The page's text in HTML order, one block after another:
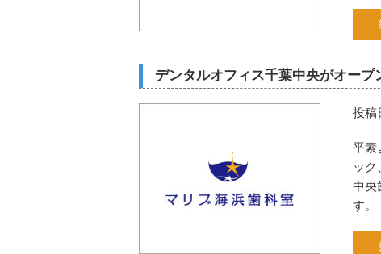
デンタルオフィス千葉中央がオープ
投稿
平素
ック
中央
す。